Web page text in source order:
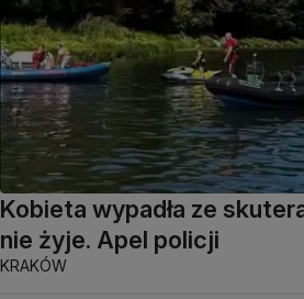
Kobieta wypadła ze
nie żyje. Apel policji
KRAKÓW